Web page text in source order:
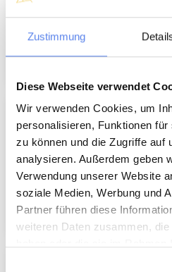
Zustimmung
Diese Webseite verwendet
Wir verwenden Cookies, um
personalisieren, Funktionen
zu können und die Zugriffe auf
analysieren. Außerdem geben
Verwendung unserer Website
soziale Medien, Werbung und
Partner führen diese
weiteren Daten zusammen,
Fjand